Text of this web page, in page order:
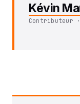
Kévin
Contributeur